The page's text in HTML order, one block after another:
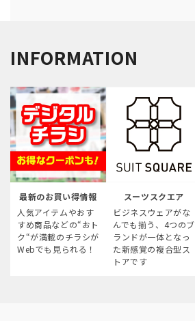
INFORMATION
最新のお買い得情報
人気アイテムやおす
すめ商品などの“おト
ク“が満載のチラシが
Webでも見られる！
スーツスクエア
ビジネスウェアがな
んでも揃う、4つのブ
ランドが一体となっ
た新感覚の複合型ス
トアです